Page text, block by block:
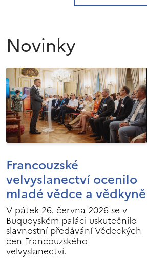
Novinky
Francouzské
velvyslanectví ocenilo
mladé vědce a vědkyně
V pátek 26. června 2026 se v
Buquoyském paláci uskutečnilo
slavnostní předávání Vědeckých
cen Francouzského
velvyslanectví.